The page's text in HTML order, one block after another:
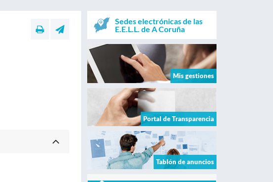
Sedes electrónicas de las
E.E.L.L. de A Coruña
Mis gestiones
Portal de Transparencia
Tablón de anuncios